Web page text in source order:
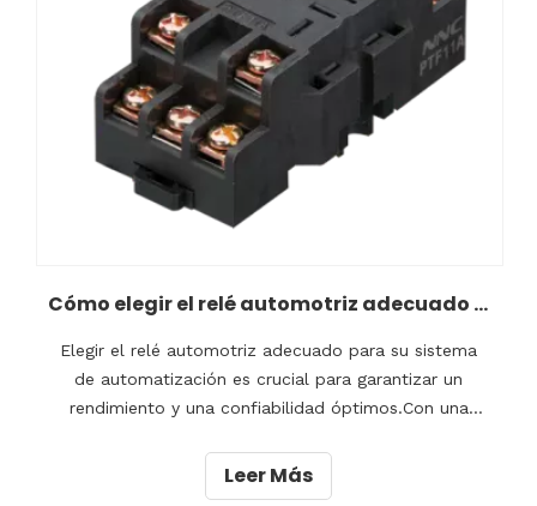
Cómo elegir el relé automotriz adecuado para su sistema de automatización
Elegir el relé automotriz adecuado para su sistema
de automatización es crucial para garantizar un
rendimiento y una confiabilidad óptimos.Con una
puede resultar abrumador tomar la decisión
correcta.Factores como la clasificación de voltaje, la
Leer Más